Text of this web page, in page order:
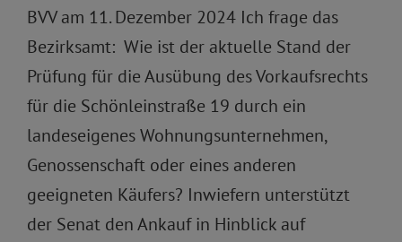
BVV am 11. Dezember 2024 Ich frage das
Bezirksamt: Wie ist der aktuelle Stand der
Prüfung für die Ausübung des Vorkaufsrechts
für die Schönleinstraße 19 durch ein
landeseigenes Wohnungsunternehmen,
Genossenschaft oder eines anderen
geeigneten Käufers? Inwiefern unterstützt
der Senat den Ankauf in Hinblick auf